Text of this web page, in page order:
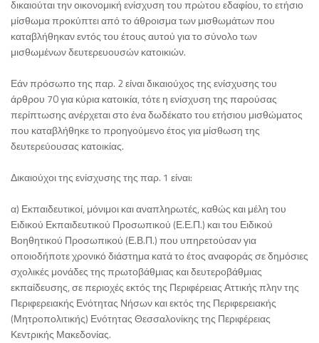
δικαιούται την οικονομική ενίσχυση του πρώτου εδαφίου, το ετήσιο
μίσθωμα προκύπτει από το άθροισμα των μισθωμάτων που
καταβλήθηκαν εντός του έτους αυτού για το σύνολο των
μισθωμένων δευτερευουσών κατοικιών.
Εάν πρόσωπο της παρ. 2 είναι δικαιούχος της ενίσχυσης του
άρθρου 70 για κύρια κατοικία, τότε η ενίσχυση της παρούσας
περίπτωσης ανέρχεται στο ένα δωδέκατο του ετήσιου μισθώματος
που καταβλήθηκε το προηγούμενο έτος για μίσθωση της
δευτερεύουσας κατοικίας.
Δικαιούχοι της ενίσχυσης της παρ. 1 είναι:
α) Εκπαιδευτικοί, μόνιμοι και αναπληρωτές, καθώς και μέλη του
Ειδικού Εκπαιδευτικού Προσωπικού (Ε.Ε.Π.) και του Ειδικού
Βοηθητικού Προσωπικού (Ε.Β.Π.) που υπηρετούσαν για
οποιοδήποτε χρονικό διάστημα κατά το έτος αναφοράς σε δημόσιες
σχολικές μονάδες της πρωτοβάθμιας και δευτεροβάθμιας
εκπαίδευσης, σε περιοχές εκτός της Περιφέρειας Αττικής πλην της
Περιφερειακής Ενότητας Νήσων και εκτός της Περιφερειακής
(Μητροπολιτικής) Ενότητας Θεσσαλονίκης της Περιφέρειας
Κεντρικής Μακεδονίας.